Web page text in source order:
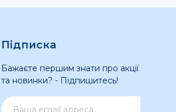
Підписка
Бажаєте першим знати про акції
та новинки? - Підпишитесь!